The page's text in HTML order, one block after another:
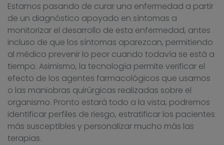
Estamos pasando de curar una enfermedad a partir
de un diagnóstico apoyado en síntomas a
monitorizar el desarrollo de esta enfermedad, antes
incluso de que los síntomas aparezcan, permitiendo
al médico prevenir lo peor cuando todavía se está a
tiempo. Asimismo, la tecnología permite verificar el
efecto de los agentes farmacológicos que usamos
o las maniobras quirúrgicas realizadas sobre el
organismo. Pronto estará todo a la vista, podremos
identificar perfiles de riesgo, estratificar los pacientes
más susceptibles y personalizar mucho más las
terapias.